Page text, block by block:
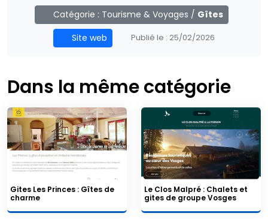
Catégorie : Tourisme & Voyages / Gîtes
Site web
Publié le : 25/02/2026
Dans la même catégorie
Gites Les Princes : Gîtes de
charme
Le Clos Malpré : Chalets et
gites de groupe Vosges